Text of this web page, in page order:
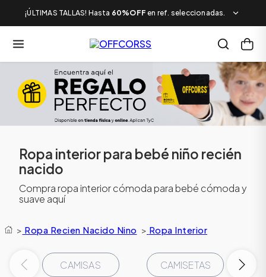
¡ÚLTIMAS TALLAS! Hasta 60%OFF en ref. seleccionadas.
Ropa interior para bebé niño recién
nacido
Compra ropa interior cómoda para bebé cómoda y
suave aquí
> Ropa Recien Nacido Nino > Ropa Interior
CAMISAS CAMISETAS